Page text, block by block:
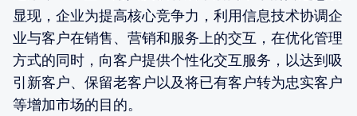
显现，企业为提高核心竞争力，利用信息技术协调企
业与客户在销售、营销和服务上的交互，在优化管理
方式的同时，向客户提供个性化交互服务，以达到吸
引新客户、保留老客户以及将已有客户转为忠实客户
等增加市场的目的。